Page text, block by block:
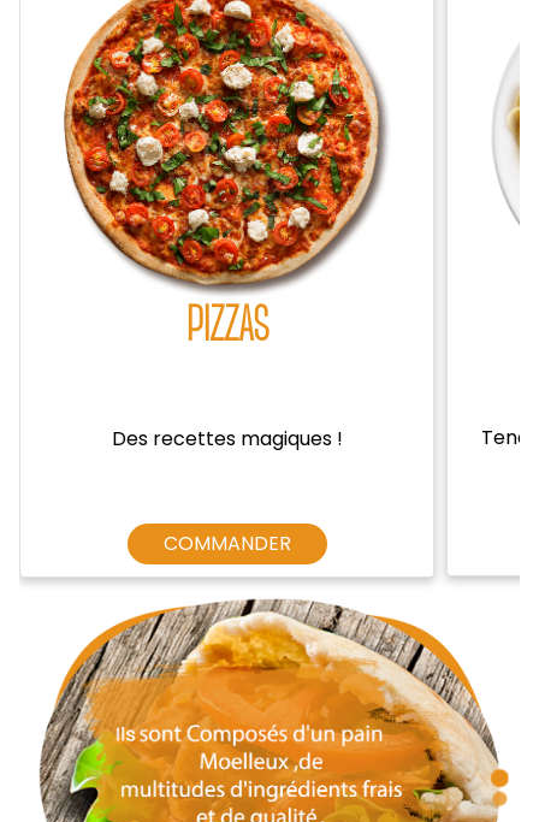
Zones de Livraison
PIZZAS
Des recettes magiques !
COMMANDER